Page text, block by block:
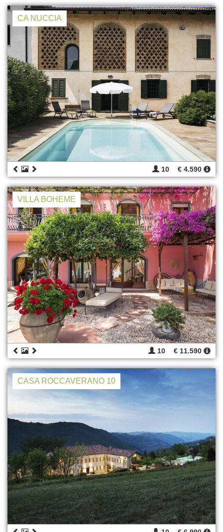
CA NUCCIA
10 € 4.590
VILLA BOHEME
10 € 11.590
CASA ROCCAVERANO 10